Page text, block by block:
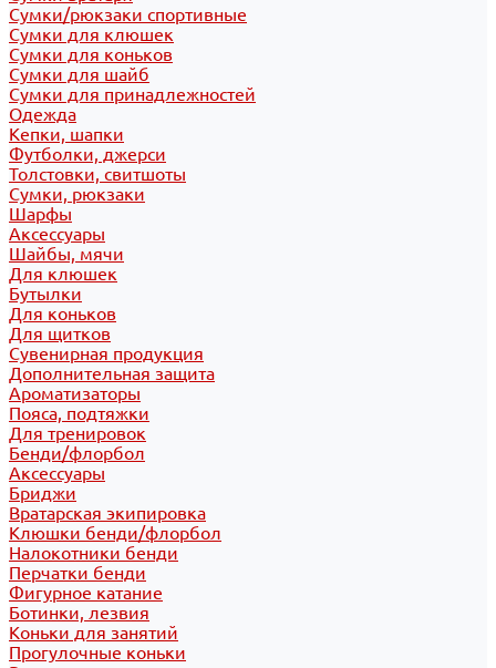
Сумки/рюкзаки спортивные
Сумки для клюшек
Сумки для коньков
Сумки для шайб
Сумки для принадлежностей
Одежда
Кепки, шапки
Футболки, джерси
Толстовки, свитшоты
Сумки, рюкзаки
Шарфы
Аксессуары
Шайбы, мячи
Для клюшек
Бутылки
Для коньков
Для щитков
Сувенирная продукция
Дополнительная защита
Ароматизаторы
Пояса, подтяжки
Для тренировок
Бенди/флорбол
Аксессуары
Бриджи
Вратарская экипировка
Клюшки бенди/флорбол
Налокотники бенди
Перчатки бенди
Фигурное катание
Ботинки, лезвия
Коньки для занятий
Прогулочные коньки